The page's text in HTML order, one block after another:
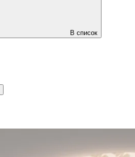
В список